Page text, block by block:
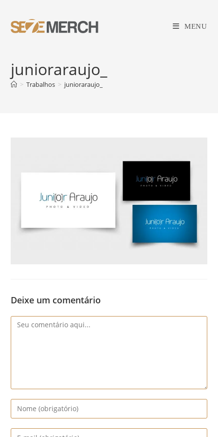
MENU
junioraraujo_
> Trabalhos > junioraraujo_
Deixe um comentário
Comentário
Digite
seu
nome
Digite